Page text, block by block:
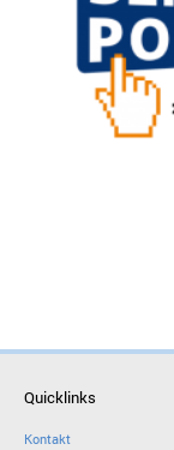
Quicklinks
Kontakt